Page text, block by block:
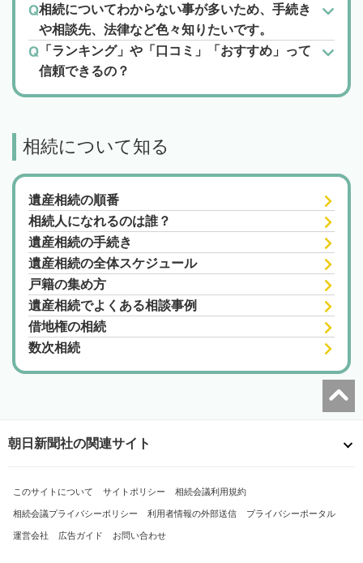
相続についてわからない事が多いため、手続き
や相談先、法律など色々知りたいです。
「ランキング」や「口コミ」「おすすめ」って
信頼できるの？
相続について知る
遺産相続の順番
相続人になれるのは誰？
遺産相続の手続き
遺産相続の全体スケジュール
戸籍の集め方
遺産相続でよくある相談事例
借地権の相続
数次相続
朝日新聞社の関連サイト
このサイトについて サイトポリシー 相続会議利用規約
相続会議プライバシーポリシー 利用者情報の外部送信 プライバシーポータル
運営会社 広告ガイド お問い合わせ